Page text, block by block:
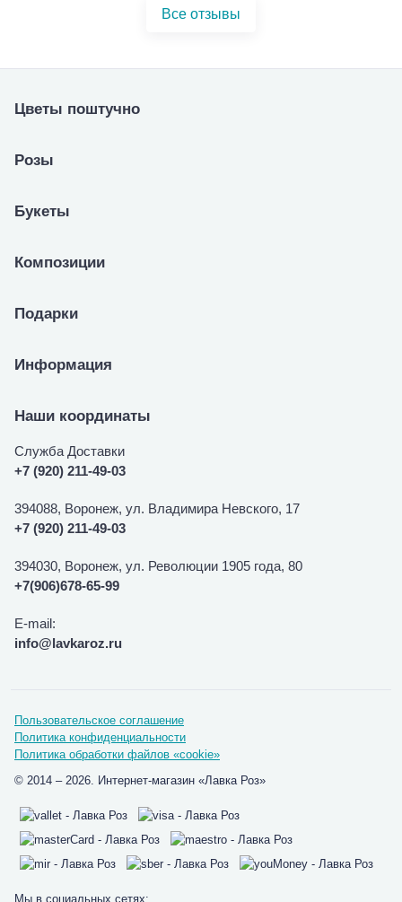
Все отзывы
Цветы поштучно
Розы
Букеты
Композиции
Подарки
Информация
Наши координаты
Служба Доставки
+7 (920) 211-49-03
394088, Воронеж, ул. Владимира Невского, 17
+7 (920) 211-49-03
394030, Воронеж, ул. Революции 1905 года, 80
+7(906)678-65-99
E-mail:
info@lavkaroz.ru
Пользовательское соглашение
Политика конфиденциальности
Политика обработки файлов «cookie»
© 2014 – 2026. Интернет-магазин «Лавка Роз»
Мы в социальных сетях: